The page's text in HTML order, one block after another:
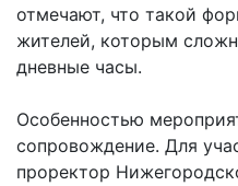
отмечают, что такой
жителей, которым
дневные часы.
Особенностью
сопровождение. Для
проректор